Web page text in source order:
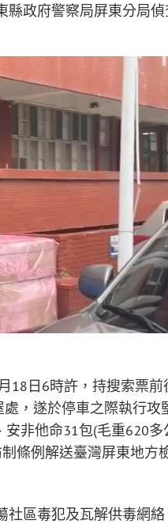
縣政府警察局屏東分局
18日6時許，持搜索票前
，遂於停車之際執行攻
非他命31包(毛重620多
條例解送臺灣屏東地方
區毒犯及瓦解供毒網